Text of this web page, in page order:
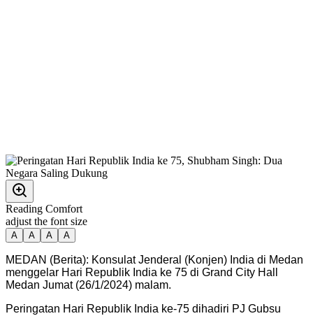
Reading Comfort
adjust the font size
A A A A
MEDAN (Berita): Konsulat Jenderal (Konjen) India di Medan
menggelar Hari Republik India ke 75 di Grand City Hall
Medan Jumat (26/1/2024) malam.
Peringatan Hari Republik India ke-75 dihadiri PJ Gubsu